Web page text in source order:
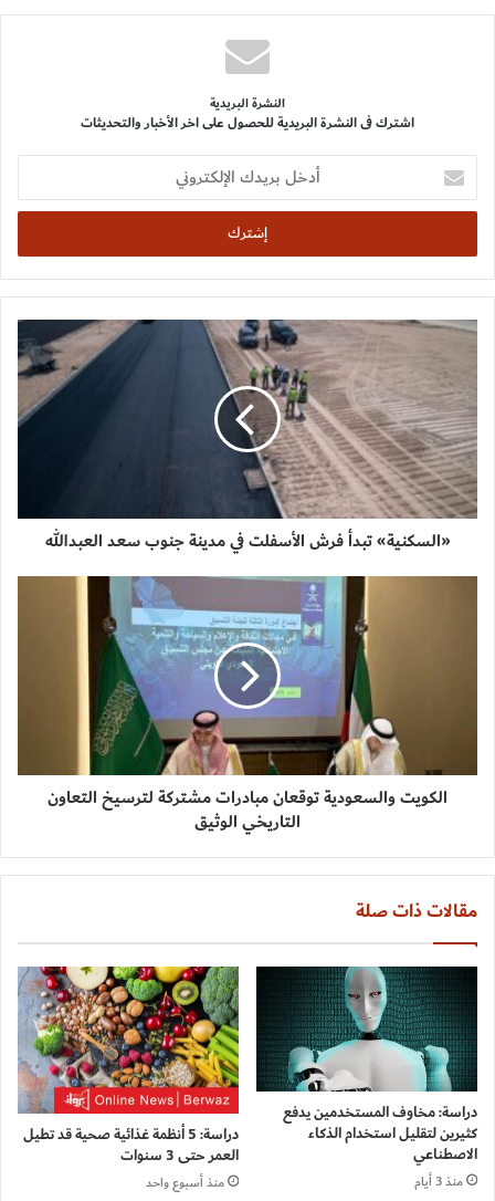
النشرة البريدية
اشترك فى النشرة البريدية للحصول على اخر الأخبار والتحديثات
أدخل
بريدك
الإلكتروني
«السكنية» تبدأ فرش الأسفلت في مدينة جنوب سعد العبدالله
الكويت والسعودية توقعان مبادرات مشتركة لترسيخ التعاون
التاريخي الوثيق
مقالات ذات صلة
دراسة: مخاوف المستخدمين يدفع
كثيرين لتقليل استخدام الذكاء
الاصطناعي
منذ 3 أيام
دراسة: 5 أنظمة غذائية صحية قد تطيل
العمر حتى 3 سنوات
منذ أسبوع واحد